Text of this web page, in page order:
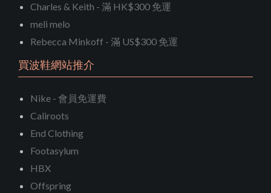
Charles & Keith - 滿 HK$300 免運
meli melo
Rebecca Minkoff - 滿 US$300 免運
買波鞋網站推介
Nike - 會員免運費
Caliroots
End Clothing
Footasylum
HBX
Offspring